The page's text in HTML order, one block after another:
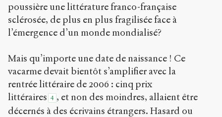
poussière une littérature franco-française
sclérosée, de plus en plus fragilisée face à
l’émergence d’un monde mondialisé?
Mais qu’importe une date de naissance ! Ce
vacarme devait bientôt s’amplifier avec la
rentrée littéraire de 2006 : cinq prix
littéraires 4 , et non des moindres, allaient être
décernés à des écrivains étrangers. Hasard ou